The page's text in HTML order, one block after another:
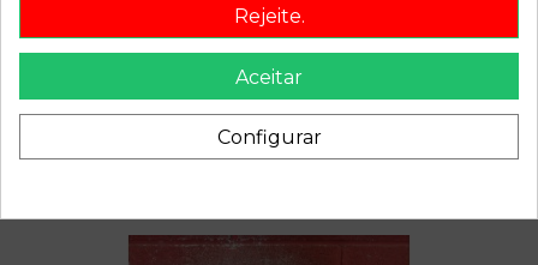
Recambio de faro derecho para mazda 6 berlina (gg) 2.0
diesel cat | 0.02 - ... 2.0 diesel cat | 0.02 - ... referencia OEM
Rejeite.
Aceitar
Configurar